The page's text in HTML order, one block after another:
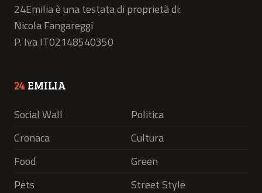
24Emilia è una testata di proprietà di:
Nicola Fangareggi
P. Iva IT02148540350
24 EMILIA
Social Wall
Politica
Cronaca
Cultura
Food
Green
Pets
Street Style